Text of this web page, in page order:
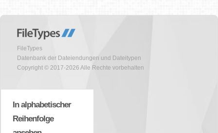
FileTypes
Datenbank der Dateiendungen und Dateitypen
Copyright © 2017-2026 Alle Rechte vorbehalten
In alphabetischer
Reihenfolge